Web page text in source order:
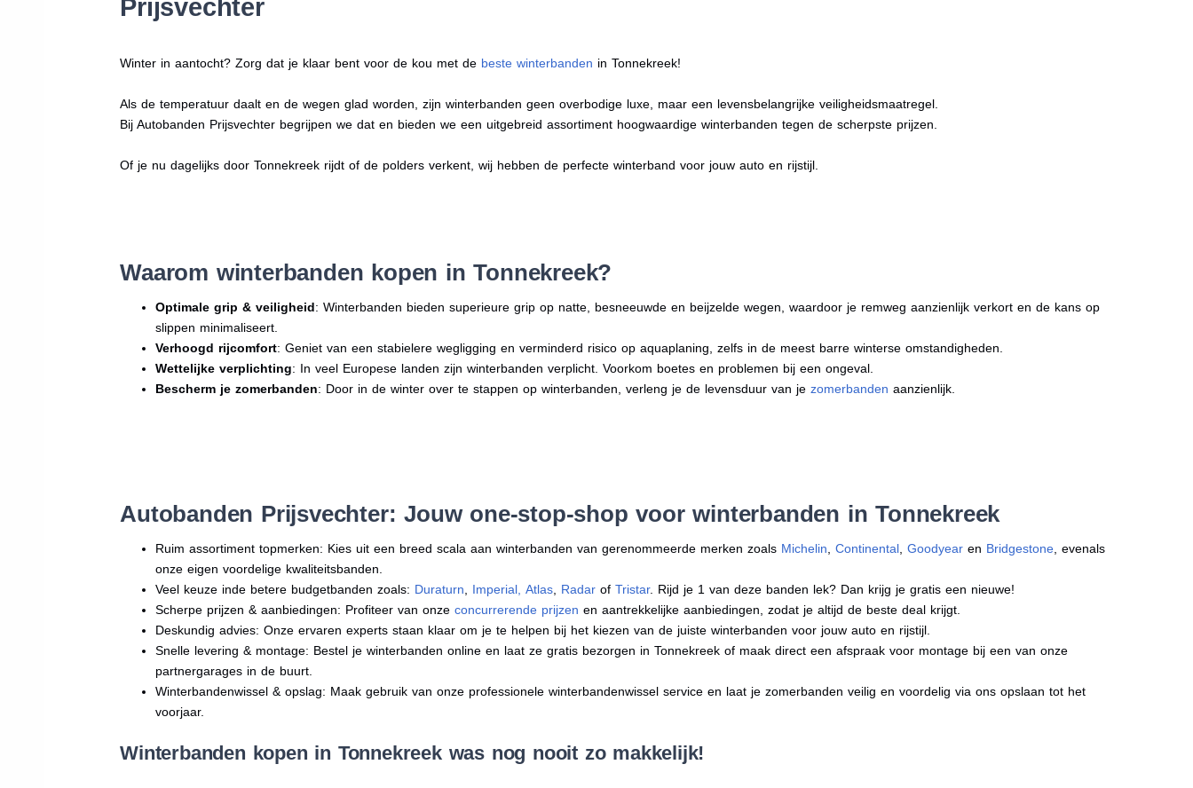
Prijsvechter
Winter in aantocht? Zorg dat je klaar bent voor de kou met de beste winterbanden in Tonnekreek!
Als de temperatuur daalt en de wegen glad worden, zijn winterbanden geen overbodige luxe, maar een levensbelangrijke veiligheidsmaatregel.
Bij Autobanden Prijsvechter begrijpen we dat en bieden we een uitgebreid assortiment hoogwaardige winterbanden tegen de scherpste prijzen.
Of je nu dagelijks door Tonnekreek rijdt of de polders verkent, wij hebben de perfecte winterband voor jouw auto en rijstijl.
Waarom winterbanden kopen in Tonnekreek?
Optimale grip & veiligheid: Winterbanden bieden superieure grip op natte, besneeuwde en beijzelde wegen, waardoor je remweg aanzienlijk verkort en de kans op
slippen minimaliseert.
Verhoogd rijcomfort: Geniet van een stabielere wegligging en verminderd risico op aquaplaning, zelfs in de meest barre winterse omstandigheden.
Wettelijke verplichting: In veel Europese landen zijn winterbanden verplicht. Voorkom boetes en problemen bij een ongeval.
Bescherm je zomerbanden: Door in de winter over te stappen op winterbanden, verleng je de levensduur van jezomerbanden aanzienlijk.
Autobanden Prijsvechter: Jouw one-stop-shop voor winterbanden in Tonnekreek
Ruim assortiment topmerken: Kies uit een breed scala aan winterbanden van gerenommeerde merken zoals Michelin ,Continental ,Goodyear en Bridgestone , evenals
onze eigen voordelige kwaliteitsbanden.
Veel keuze inde betere budgetbanden zoals: Duraturn Imperial Atlas Radar ofTristar. Rijd je 1 van deze banden lek? Dan krijg je gratis een nieuwe!
Scherpe prijzen & aanbiedingen: Profiteer van onzeconcurrerende prijzen en aantrekkelijke aanbiedingen, zodat je altijd de beste deal krijgt.
Deskundig advies: Onze ervaren experts staan klaar om je te helpen bij het kiezen van de juiste winterbanden voor jouw auto en rijstijl.
Snelle levering & montage: Bestel je winterbanden online en laat ze gratis bezorgen in Tonnekreek of maak direct een afspraak voor montage bij een van onze
partnergarages in de buurt.
Winterbandenwissel & opslag: Maak gebruik van onze professionele winterbandenwissel service en laat je zomerbanden veilig en voordelig via ons opslaan tot het
voorjaar.
Winterbanden kopen in Tonnekreek was nog nooit zo makkelijk!